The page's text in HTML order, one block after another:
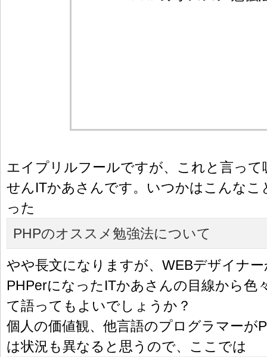
エイプリルフールですが、これと言っ
せんITかあさんです。いつかはこんなこ
った
PHPのオススメ勉強法について
やや長文になりますが、WEBデザイナ
PHPerになったITかあさんの目線から色
て語ってもよいでしょうか？
個人の価値観、他言語のプログラマーが
は状況も異なると思うので、ここでは